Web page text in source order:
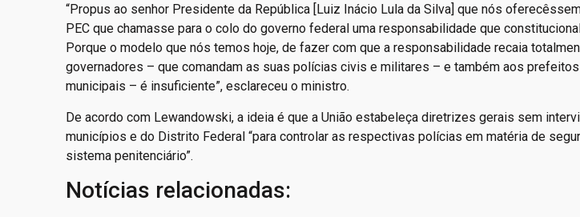
“Propus ao senhor Presidente da República [Luiz Inácio Lula da Silva] que nós
PEC que chamasse para o colo do governo federal uma responsabilidade que
Porque o modelo que nós temos hoje, de fazer com que a responsabilidade recaia
governadores – que comandam as suas polícias civis e militares – e também aos
municipais – é insuficiente”, esclareceu o ministro.
De acordo com Lewandowski, a ideia é que a União estabeleça diretrizes gerais sem
municípios e do Distrito Federal “para controlar as respectivas polícias em matéria de
sistema penitenciário”.
Notícias relacionadas: